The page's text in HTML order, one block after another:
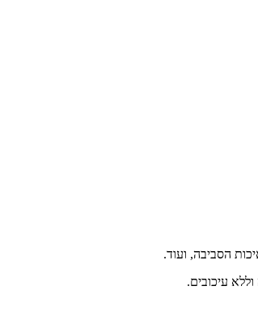
הסביבה, ועוד.
עיכובים.